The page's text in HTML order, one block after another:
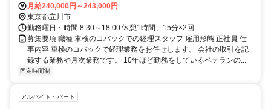
り徒歩1分 ・立川北駅から多摩モノレールで約15分 ・拝島駅から西
武拝島線で約10分
月給240,000円～243,000円
東京都立川市
勤務曜日・時間 8:30～18:00 休憩1時間、15分×2回
募集要項 職種 車検のコバックでの経理スタッフ 雇用形態 正社員 仕
事内容 車検のコバックで経理業務をお任せします。 会社の取引を記
録する業務や月次業務です。 10年ほど勤務をしているベテランの...
固定時間制
アルバイト・パート